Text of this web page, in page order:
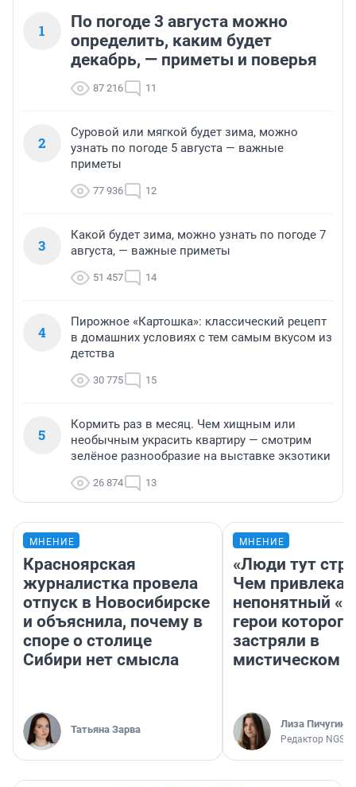
1
По погоде 3 августа можно
определить, каким будет
декабрь, — приметы и поверья
87 216 11
2
Суровой или мягкой будет зима, можно
узнать по погоде 5 августа — важные
приметы
77 936 12
3
Какой будет зима, можно узнать по погоде 7
августа, — важные приметы
51 457 14
4
Пирожное «Картошка»: классический рецепт
в домашних условиях с тем самым вкусом из
детства
30 775 15
5
Кормить раз в месяц. Чем хищным или
необычным украсить квартиру — смотрим
зелёное разнообразие на выставке экзотики
26 874 13
МНЕНИЕ
Красноярская
журналистка провела
отпуск в Новосибирске
и объяснила, почему в
споре о столице
Сибири нет смысла
Татьяна Зарва
МНЕНИЕ
«Люди тут
Чем
непонятный
герои которого
застряли в
мистическом
Лиза Пичугина
Редактор